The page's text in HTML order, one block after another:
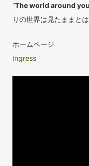
“The world around
りの世界は見たままとは
ホームページ
Ingress